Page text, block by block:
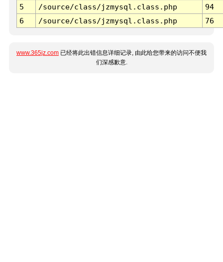
5
/source/class/jzmysql.class.php
94
6
/source/class/jzmysql.class.php 76
www.365jz.com 已经将此出错信息详细记录, 由此给您带来的访问不便我
们深感歉意.